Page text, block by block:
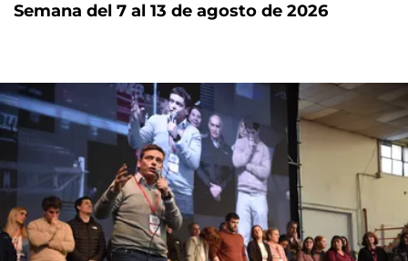
Semana del 7 al 13 de agosto de 2026